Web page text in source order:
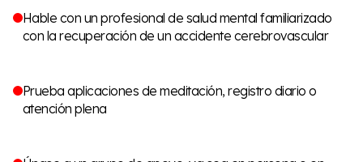
Hable con un profesional de salud mental familiarizado
con la recuperación de un accidente cerebrovascular
Prueba aplicaciones de meditación, registro diario o
atención plena